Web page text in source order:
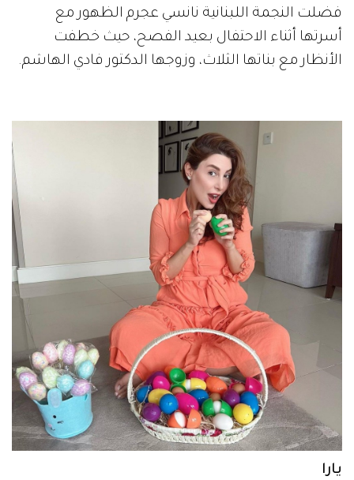
فضلت النجمة اللبنانية نانسي عجرم الظهور مع
أسرتها أثناء الاحتفال بعيد الفصح، حيث خطفت
الأنظار مع بناتها الثلاث، وزوجها الدكتور فادي الهاشم.
يارا